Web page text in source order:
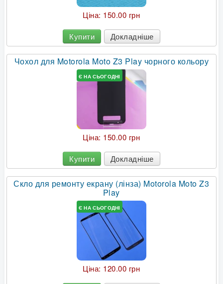
Ціна: 150.00 грн
Купити Докладніше
Чохол для Motorola Moto Z3 Play чорного кольору
Є НА СЬОГОДНІ
Ціна: 150.00 грн
Купити Докладніше
Скло для ремонту екрану (лінза) Motorola Moto Z3
Play
Є НА СЬОГОДНІ
Ціна: 120.00 грн